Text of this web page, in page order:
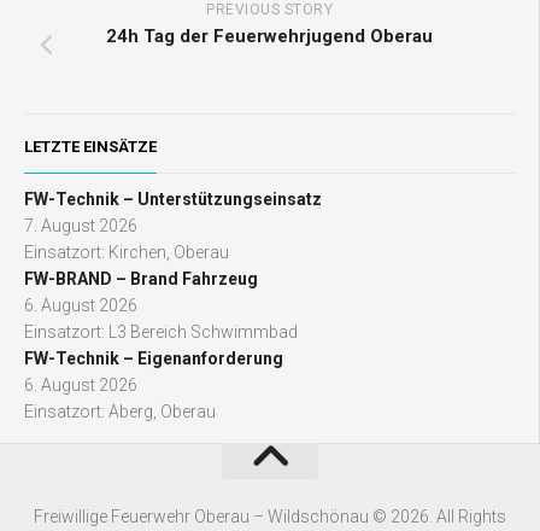
PREVIOUS STORY
24h Tag der Feuerwehrjugend Oberau
LETZTE EINSÄTZE
FW-Technik – Unterstützungseinsatz
7. August 2026
Einsatzort: Kirchen, Oberau
FW-BRAND – Brand Fahrzeug
6. August 2026
Einsatzort: L3 Bereich Schwimmbad
FW-Technik – Eigenanforderung
6. August 2026
Einsatzort: Aberg, Oberau
Freiwillige Feuerwehr Oberau – Wildschönau © 2026. All Rights